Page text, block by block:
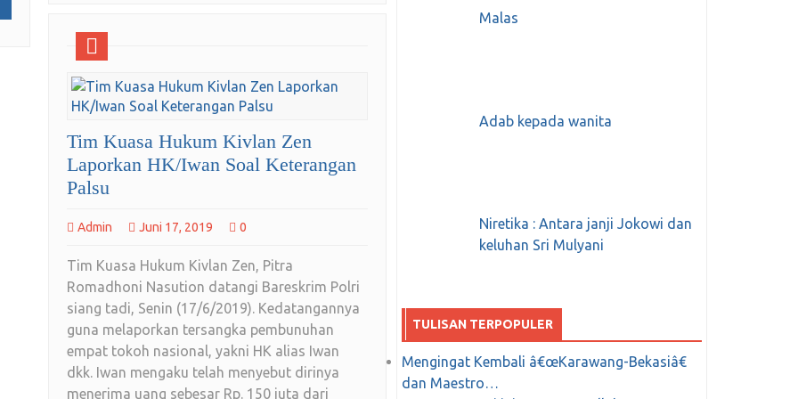
Tim Kuasa Hukum Kivlan Zen
Laporkan HK/Iwan Soal Keterangan
Palsu
Admin Juni 17, 2019 0
Tim Kuasa Hukum Kivlan Zen, Pitra
Romadhoni Nasution datangi Bareskrim Polri
siang tadi, Senin (17/6/2019). Kedatangannya
guna melaporkan tersangka pembunuhan
empat tokoh nasional, yakni HK alias Iwan
dkk. Iwan mengaku telah menyebut dirinya
menerima uang sebesar Rp. 150 juta dari
Malas
Adab kepada wanita
Niretika : Antara janji Jokowi dan
keluhan Sri Mulyani
TULISAN TERPOPULER
Mengingat Kembali â€œKarawang-Bekasiâ€
dan Maestro…